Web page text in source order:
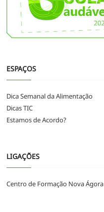
ESPAÇOS
Dica Semanal da Alimentação
Dicas TIC
Estamos de Acordo?
LIGAÇÕES
Centro de Formação Nova Ágora